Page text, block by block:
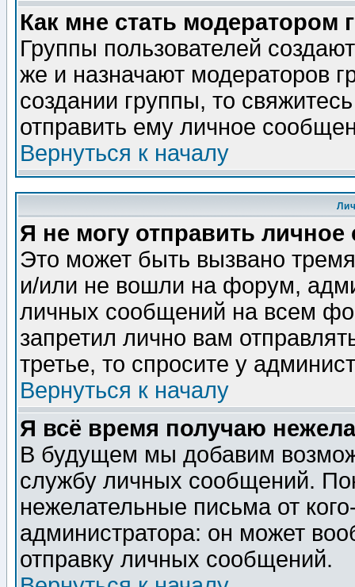
Как мне стать модератором
Группы пользователей
же и назначают модераторов
создании группы, то
отправить ему личное
Вернуться к началу
Я не могу отправить
Это может быть вызвано
и/или не вошли на форум,
личных сообщений на всем
запретил лично вам
третье, то спросите у
Вернуться к началу
Я всё время получаю
В будущем мы добавим
службу личных сообщений.
нежелательные письма от
администратора: он может
отправку личных сообщений.